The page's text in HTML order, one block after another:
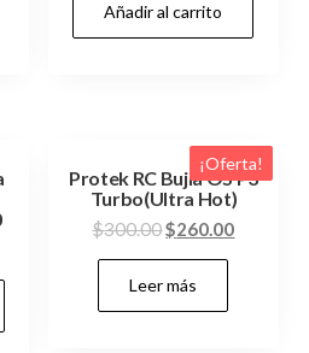
Añadir al carrito
¡Oferta!
Protek RC Bujia OS P3
Turbo(Ultra Hot)
$300.00El
precio
original
era:
$260.00El
Leer más